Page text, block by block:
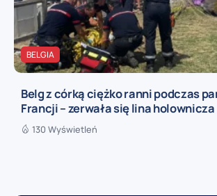
BELGIA
Belg z córką ciężko ranni podczas
Francji – zerwała się lina holownicza
130 Wyświetleń